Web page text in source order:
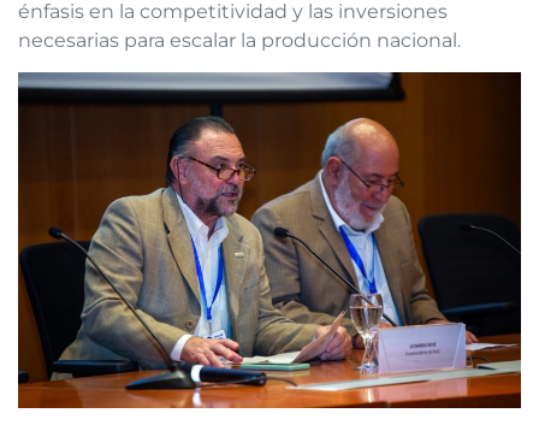
énfasis en la competitividad y las inversiones
necesarias para escalar la producción nacional.